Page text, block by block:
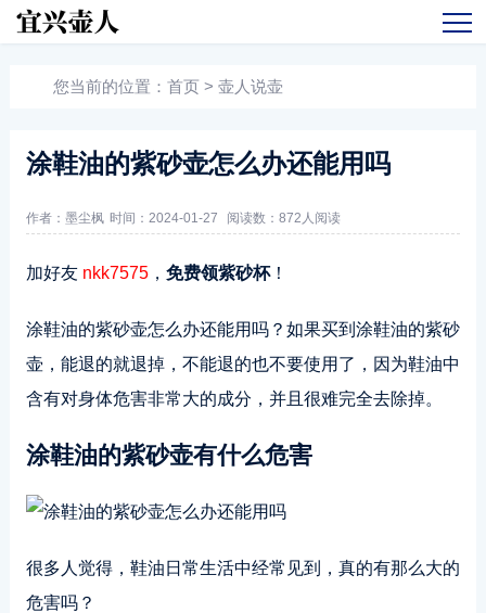
您当前的位置： 首页 > 壶人说壶
涂鞋油的紫砂壶怎么办还能用吗
作者：墨尘枫 时间：2024-01-27 阅读数： 872人阅读
加好友 nkk7575， 免费领紫砂杯！
涂鞋油的紫砂壶怎么办还能用吗？如果买到涂鞋油的紫砂
壶，能退的就退掉，不能退的也不要使用了，因为鞋油中
含有对身体危害非常大的成分，并且很难完全去除掉。
涂鞋油的紫砂壶有什么危害
很多人觉得，鞋油日常生活中经常见到，真的有那么大的
危害吗？